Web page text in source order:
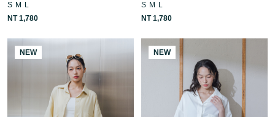
S M
L
NT 1,780
S M
L
NT 1,780
NEW NEW